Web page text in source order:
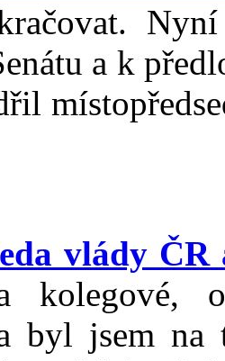
a k
vlády
kolegové,
byl jsem na